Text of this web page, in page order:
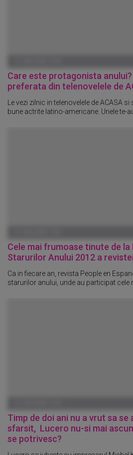
Care este protagonista
preferata din telenovelele de
Le vezi zilnic in telenovelele de ACASA
bune actrite latino-americane. Unele te-
Cele mai frumoase tinute de
Starurilor Anului 2012 a
Ca in fiecare an, revista People en
starurilor anului, unde au participat cele
Timp de doi ani nu a vrut sa se
sfarsit, Lucero nu-si mai
se potrivesc?